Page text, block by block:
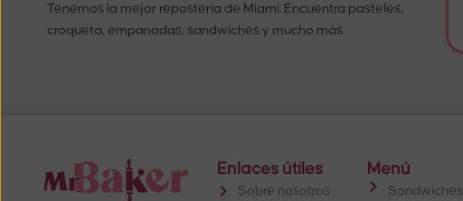
Tenemos la mejor reposteria de Miami. Encuentra pasteles,
croqueta, empanadas, sandwiches y mucho más.
Enlaces útiles
Sobre nosotros
Menú
Sandwiches